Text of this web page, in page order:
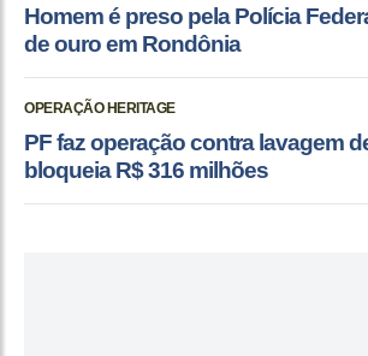
Homem é preso pela Polícia
de ouro em Rondônia
OPERAÇÃO HERITAGE
PF faz operação contra lavagem
bloqueia R$ 316 milhões